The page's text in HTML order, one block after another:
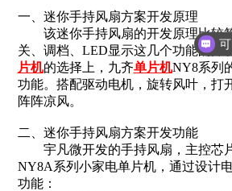
一、迷你手持风扇方案开发原理
该迷你手持风扇的开发原理比较
关、调档、LED显示这几个功能的开
片机的选择上，九齐单片机NY8系列
功能。搭配驱动电机，旋转风叶，打
阵阵凉风。
二、迷你手持风扇方案开发功能
宇凡微开发的手持风扇，主控芯
NY8A系列小家电单片机，通过设计
功能：